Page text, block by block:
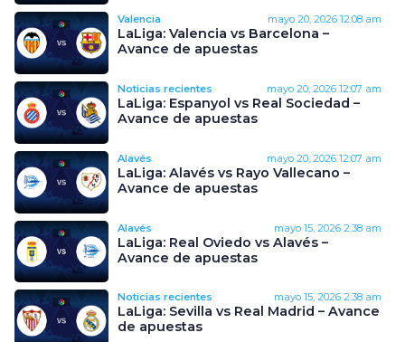
Valencia mayo 20, 2026 12:08 am
LaLiga: Valencia vs Barcelona –
Avance de apuestas
Noticias recientes mayo 20, 2026 12:07 am
LaLiga: Espanyol vs Real Sociedad –
Avance de apuestas
Alavés mayo 20, 2026 12:07 am
LaLiga: Alavés vs Rayo Vallecano –
Avance de apuestas
Alavés mayo 15, 2026 2:38 am
LaLiga: Real Oviedo vs Alavés –
Avance de apuestas
Noticias recientes mayo 15, 2026 2:38 am
LaLiga: Sevilla vs Real Madrid – Avance
de apuestas